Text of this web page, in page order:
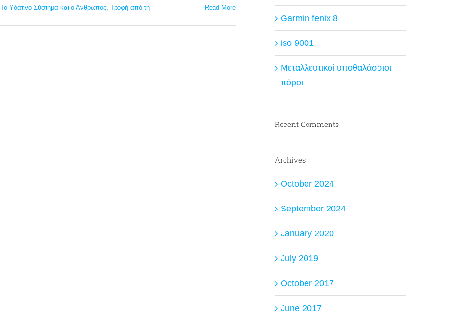
Το Υδάτινο Σύστημα και ο Άνθρωπος, Τροφή από τη
Read More
Garmin fenix 8
iso 9001
Μεταλλευτικοί υποθαλάσσιοι
πόροι
Recent Comments
Archives
October 2024
September 2024
January 2020
July 2019
October 2017
June 2017